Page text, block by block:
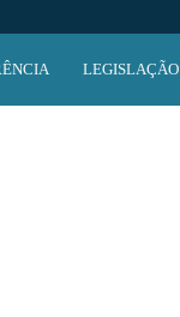
LEGISLAÇÃO